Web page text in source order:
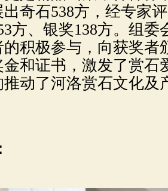
出奇石538方，经专家
方、银奖138方。组委
积极参与，向获奖者
金和证书，激发了赏石
动了河洛赏石文化及